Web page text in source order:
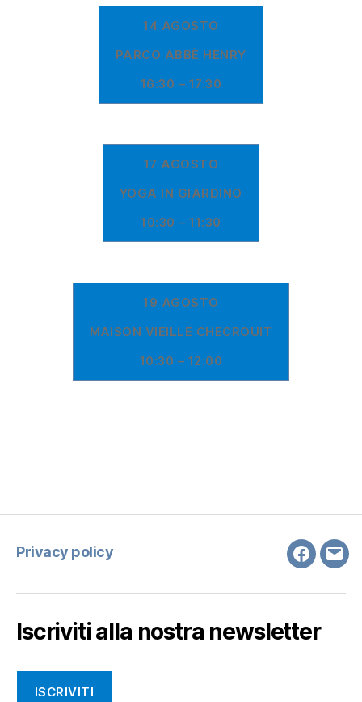
14 AGOSTO
PARCO ABBÈ HENRY
16:30 – 17:30
17 AGOSTO
YOGA IN GIARDINO
10:30 – 11:30
19 AGOSTO
MAISON VIEILLE CHECROUIT
10:30 – 12:00
Privacy policy
Iscriviti alla nostra newsletter
ISCRIVITI